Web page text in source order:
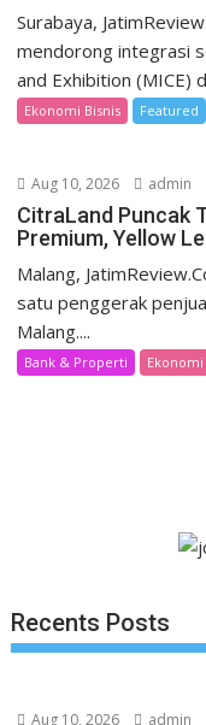
Surabaya,
mendorong integrasi
and Exhibition (MICE)
Ekonomi Bisnis Featured
Aug 10, 2026 admin
CitraLand Puncak
Premium, Yellow
Malang,
satu penggerak
Malang....
Bank & Properti Ekonomi
Recents Posts
Aug 10, 2026 admin